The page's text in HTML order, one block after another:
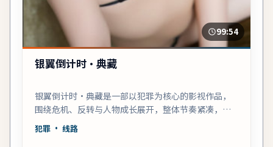
99:54
银翼倒计时·典藏
银翼倒计时·典藏是一部以犯罪为核心的影视作品，
围绕危机、反转与人物成长展开，整体节奏紧凑，值
得推荐观看。
犯罪 · 线路